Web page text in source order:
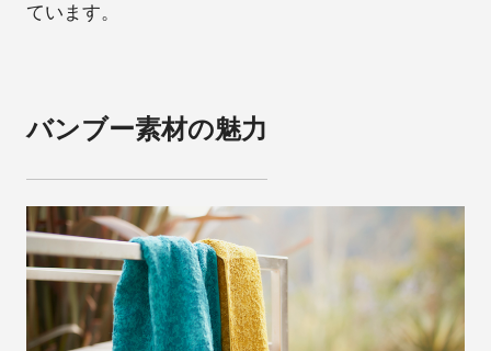
ています。
バンブー素材の魅力